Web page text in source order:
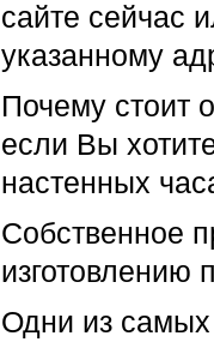
сайте сейчас
указанному
Почему стоит
если Вы
настенных
Собственное
изготовлению
Одни из